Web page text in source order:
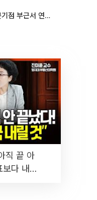
연이은 추돌사고 발생
직 끝 아
다 내릴